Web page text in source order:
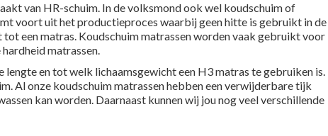
van HR-schuim. In de volksmond ook wel koudschuim of
voort uit het productieproces waarbij geen hitte is gebruikt in de
een matras. Koudschuim matrassen worden vaak gebruikt voor
matrassen.
lengte en tot welk lichaamsgewicht een H3 matras te gebruiken is.
Al onze koudschuim matrassen hebben een verwijderbare tijk
kan worden. Daarnaast kunnen wij jou nog veel verschillende